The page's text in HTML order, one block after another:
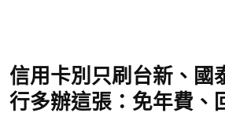
信用卡別只刷台新、國
行多辦這張：免年費、